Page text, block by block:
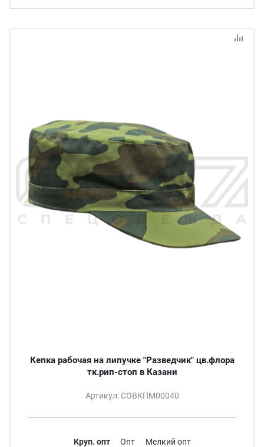
Кепка рабочая на липучке "Разведчик" цв.флора
тк.рип-стоп в Казани
Артикул: СОВКПМ00040
Круп. опт Опт Мелкий опт